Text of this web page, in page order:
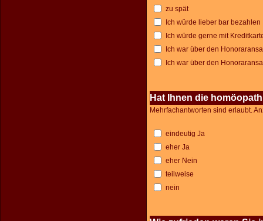
zu spät
Ich würde lieber bar bezahlen
Ich würde gerne mit
Ich war über den
Ich war über den
Hat Ihnen die
Mehrfachantworten sind erlaubt.
eindeutig Ja
eher Ja
eher Nein
teilweise
nein